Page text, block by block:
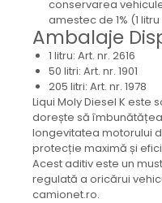
Consumabile
conservarea
amestec de 1% (1
Ambalaje
1 litru: Art. nr. 2616
50 litri: Art. nr. 1901
205 litri: Art. nr. 1978
Liqui Moly Diesel K este
dorește să
longevitatea motorului
protecție maximă și
Acest aditiv este un
regulată a oricărui
camionet.ro.